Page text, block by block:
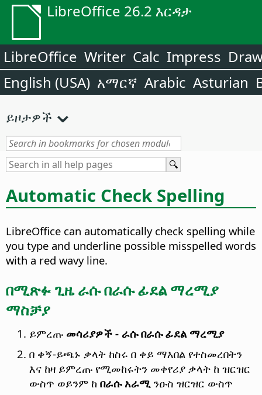
LibreOffice 26.2 እርዳታ
LibreOffice Writer Calc Impress
English (USA) አማርኛ Arabic Asturian
ይዞታዎች
Automatic Check Spelling
LibreOffice can automatically check spelling while
you type and underline possible misspelled words
with a red wavy line.
በሚጽፉ ጊዜ ራሱ በራሱ ፊደል ማረሚያ
ማስቻያ
ይምረጡ መሳሪያዎች - ራሱ በራሱ ፊደል ማረሚያ
በ ቀኝ-ይጫኑ ቃላት ከስሩ በ ቀይ ማእበል የተስመረበትን
እና ከዛ ይምረጡ የሚመከሩትን መቀየሪያ ቃላት ከ ዝርዝር
ውስጥ ወይንም ከ በራሱ አራሚ ንዑስ ዝርዝር ውስጥ